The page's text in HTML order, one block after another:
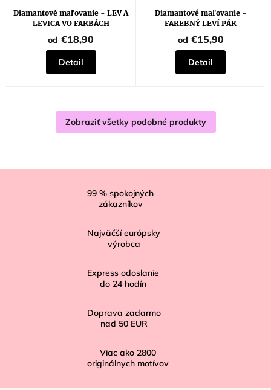
Diamantové maľovanie - LEV A
LEVICA VO FARBÁCH
od €18,90
Detail
Diamantové maľovanie -
FAREBNÝ LEVÍ PÁR
od €15,90
Detail
Zobraziť všetky podobné produkty
99 % spokojných
zákazníkov
Najväčší európsky
výrobca
Express odoslanie
do 24 hodín
Doprava zadarmo
nad 50 EUR
Viac ako 2800
originálnych motívov